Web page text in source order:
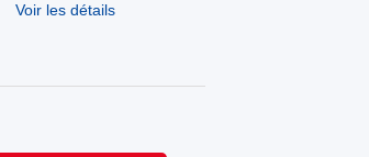
Voir les détails